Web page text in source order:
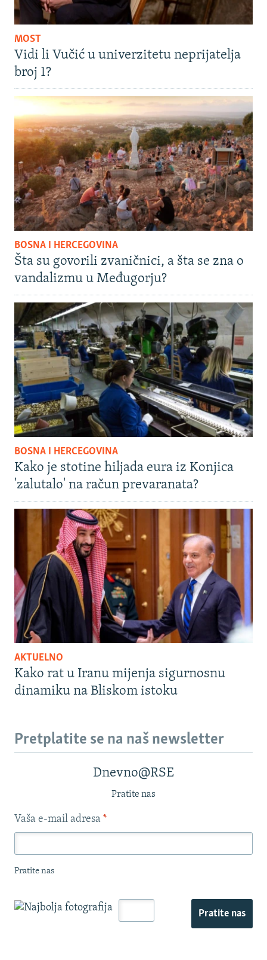
MOST
Vidi li Vučić u univerzitetu neprijatelja
broj 1?
BOSNA I HERCEGOVINA
Šta su govorili zvaničnici, a šta se zna o
vandalizmu u Međugorju?
BOSNA I HERCEGOVINA
Kako je stotine hiljada eura iz Konjica
'zalutalo' na račun prevaranata?
AKTUELNO
Kako rat u Iranu mijenja sigurnosnu
dinamiku na Bliskom istoku
Pretplatite se na naš newsletter
Dnevno@RSE
Pratite nas
Vaša e-mail adresa *
Pratite nas
Pratite nas